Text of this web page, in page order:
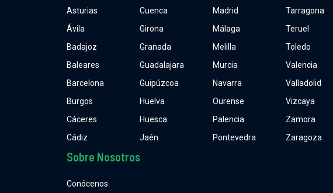
Asturias
Ávila
Badajoz
Baleares
Barcelona
Burgos
Cáceres
Cádiz
Cuenca
Girona
Granada
Guadalajara
Guipúzcoa
Huelva
Huesca
Jaén
Madrid
Málaga
Melilla
Murcia
Navarra
Ourense
Palencia
Pontevedra
Tarragona
Teruel
Toledo
Valencia
Valladolid
Vizcaya
Zamora
Zaragoza
Sobre Nosotros
Conócenos